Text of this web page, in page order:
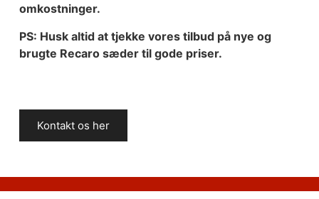
omkostninger.
PS: Husk altid at tjekke vores tilbud på nye og
brugte Recaro sæder til gode priser.
Kontakt os her